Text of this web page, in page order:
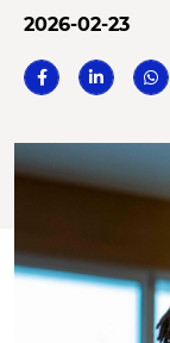
2026-02-23